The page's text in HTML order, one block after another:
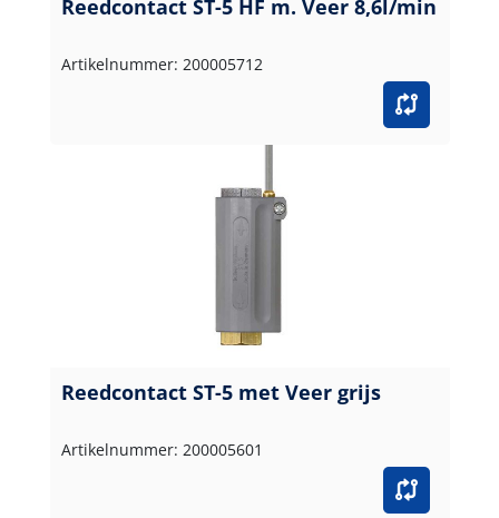
Reedcontact ST-5 HF m. Veer 8,6l/min
Artikelnummer: 200005712
Reedcontact ST-5 met Veer grijs
Artikelnummer: 200005601